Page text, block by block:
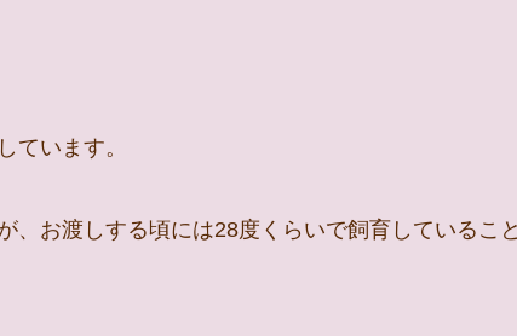
ています。
、お渡しする頃には28度くらいで飼育しているこ